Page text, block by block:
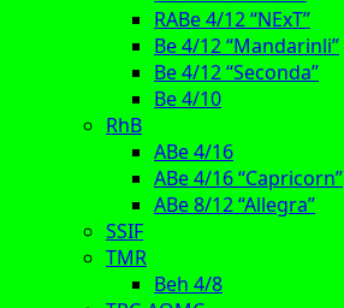
RABe 4/12 “NExT”
Be 4/12 “Mandarinli”
Be 4/12 “Seconda”
Be 4/10
RhB
ABe 4/16
ABe 4/16 “Capricorn”
ABe 8/12 “Allegra”
SSIF
TMR
Beh 4/8